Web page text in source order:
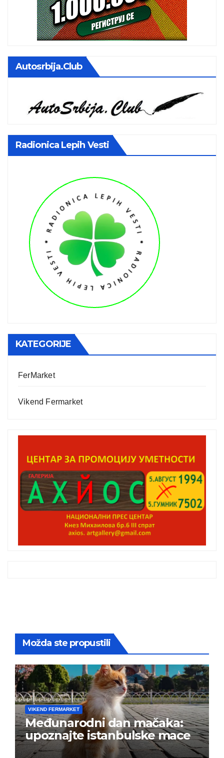
Autosrbija.club
Radionica Lepih Vesti
KATEGORIJE
FerMarket
Vikend Fermarket
Možda ste propustili
VIKEND FERMARKET
Međunarodni dan mačaka:
upoznajte istanbulske mace